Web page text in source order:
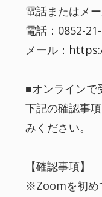
電話またはメ
電話：0852-
メール：
■オンラインで
下記の確認事
みください。
【確認事項】
※Zoomを初め